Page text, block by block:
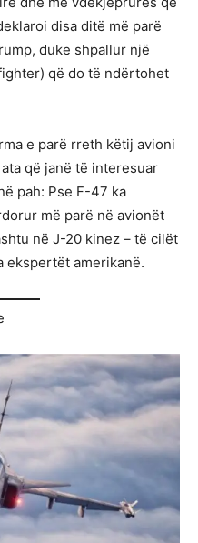
disa ditë më parë
duke shpallur një
që do të ndërtohet
e parë rreth këtij avioni
që janë të interesuar
pah: Pse F-47 ka
më parë në avionët
në J-20 kinez – të cilët
ekspertët amerikanë.